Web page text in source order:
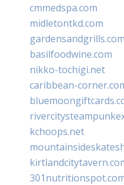
cmmedspa.com
midletontkd.com
gardensandgrills.com
basilfoodwine.com
nikko-tochigi.net
caribbean-
kchoops.net